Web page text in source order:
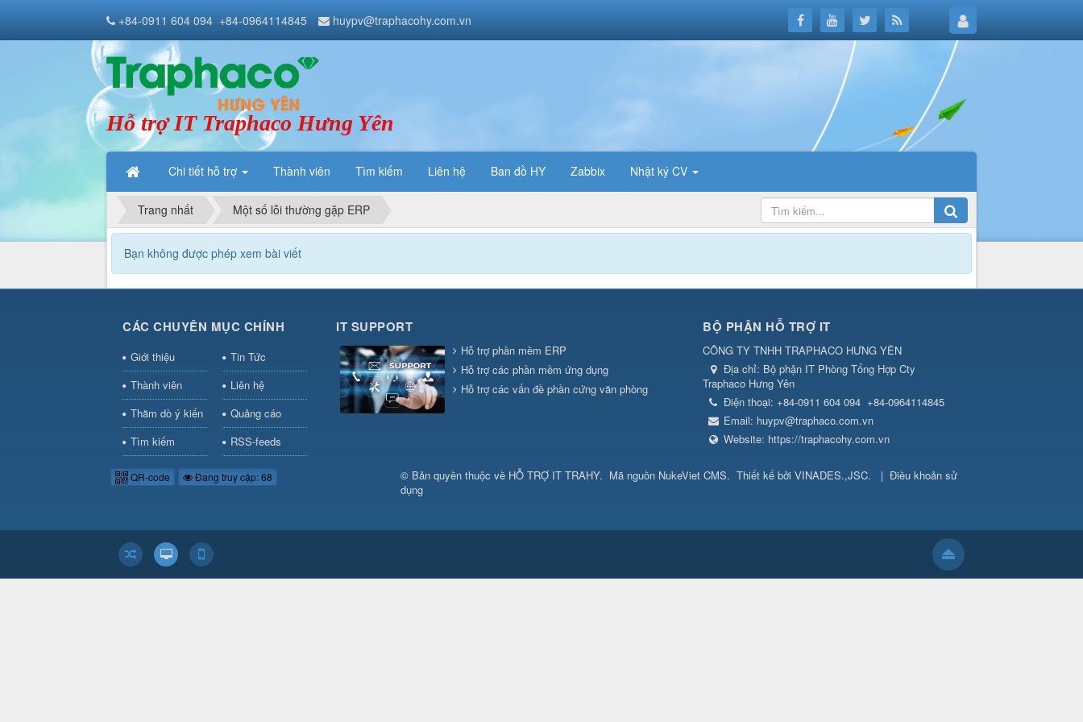
+84-0911 604 094 +84-0964114845 huypv@traphacohy.com.vn
Hỗ trợ IT Traphaco Hưng Yên
Chi tiết hỗ trợ Thành viên Tìm kiếm Liên hệ Ban đồ HY Zabbix Nhật ký CV
Trang nhất Một số lỗi thường gặp ERP
Bạn không được phép xem bài viết
CÁC CHUYÊN MỤC CHÍNH
Giới thiệu
Tin Tức
Thành viên
Liên hệ
Thăm dò ý kiến
Quảng cáo
Tìm kiếm
RSS-feeds
IT SUPPORT
Hỗ trợ phần mềm ERP
Hỗ trợ các phần mềm ứng dụng
Hỗ trợ các vấn đề phần cứng văn phòng
BỘ PHẬN HỖ TRỢ IT
CÔNG TY TNHH TRAPHACO HƯNG YÊN
Địa chỉ: Bộ phận IT Phòng Tổng Hợp Cty
Traphaco Hưng Yên
Điện thoại: +84-0911 604 094 +84-0964114845
Email: huypv@traphaco.com.vn
Website: https://traphacohy.com.vn
QR-code Đang truy cập: 68 © Bản quyền thuộc về HỖ TRỢ IT TRAHY. Mã nguồn NukeViet CMS. Thiết kế bởi VINADES.,JSC. | Điều khoản sử
dụng